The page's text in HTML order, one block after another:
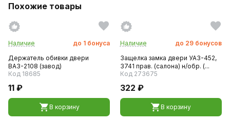
Похожие товары
Наличие до 1 бонуса
Держатель обивки двери
ВАЗ-2108 (завод)
Код 18685
11 ₽
В корзину
Наличие до 29 бонусов
Защелка замка двери УАЗ-452,
3741 прав. (салона) н/обр. (...
Код 273675
322 ₽
В корзину